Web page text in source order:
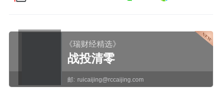
《瑞财经精选》
战投清零
邮: ruicaijing@rccaijing.com